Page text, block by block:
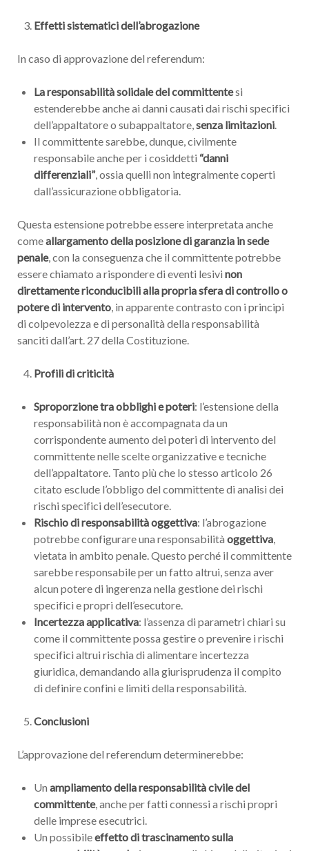
Effetti sistematici dell’abrogazione
In caso di approvazione del referendum:
La responsabilità solidale del committentesi
estenderebbe anche ai danni causati dai rischi specifici
dell’appaltatore o subappaltatore,senza limitazioni.
Il committente sarebbe, dunque, civilmente
responsabile anche per i cosiddetti “danni
differenziali”, ossia quelli non integralmente coperti
dall’assicurazione obbligatoria.
Questa estensione potrebbe essere interpretata anche
comeallargamento della posizione di garanzia in sede
penale, con la conseguenza che il committente potrebbe
essere chiamato a rispondere di eventi lesivi non
direttamente riconducibili alla propria sfera di controllo o
potere di intervento, in apparente contrasto con i principi
di colpevolezza e di personalità della responsabilità
sanciti dall’art. 27 della Costituzione.
Profili di criticità
Sproporzione tra obblighi e poteri: l’estensione della
responsabilità non è accompagnata da un
corrispondente aumento dei poteri di intervento del
committente nelle scelte organizzative e tecniche
dell’appaltatore. Tanto più che lo stesso articolo 26
citato esclude l’obbligo del committente di analisi dei
rischi specifici dell’esecutore.
Rischio di responsabilità oggettiva: l’abrogazione
potrebbe configurare una responsabilità oggettiva,
vietata in ambito penale. Questo perché il committente
sarebbe responsabile per un fatto altrui, senza aver
alcun potere di ingerenza nella gestione dei rischi
specifici e propri dell’esecutore.
Incertezza applicativa: l’assenza di parametri chiari su
come il committente possa gestire o prevenire i rischi
specifici altrui rischia di alimentare incertezza
giuridica, demandando alla giurisprudenza il compito
di definire confini e limiti della responsabilità.
Conclusioni
L’approvazione del referendum determinerebbe:
Un ampliamento della responsabilità civile del
committente, anche per fatti connessi a rischi propri
delle imprese esecutrici.
Un possibileeffetto di trascinamento sulla